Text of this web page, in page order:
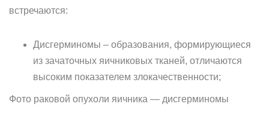
встречаются:
Дисгерминомы – образования, формирующиеся
из зачаточных яичниковых тканей, отличаются
высоким показателем злокачественности;
Фото раковой опухоли яичника — дисгерминомы